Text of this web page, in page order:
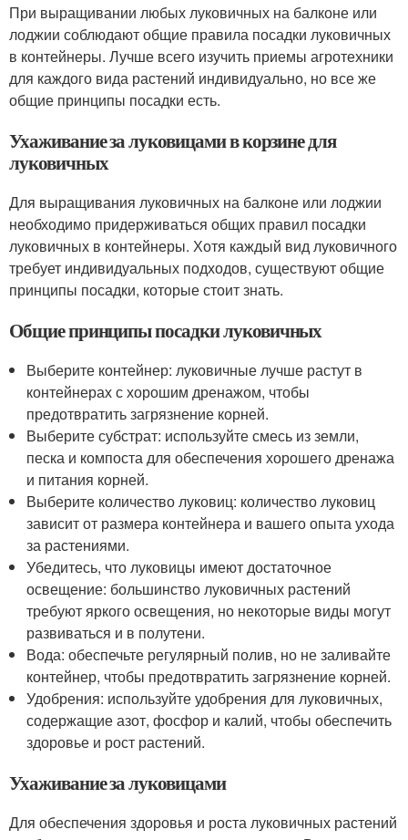
При выращивании любых луковичных на балконе или
лоджии соблюдают общие правила посадки луковичных
в контейнеры. Лучше всего изучить приемы агротехники
для каждого вида растений индивидуально, но все же
общие принципы посадки есть.
Ухаживание за луковицами в корзине для
луковичных
Для выращивания луковичных на балконе или лоджии
необходимо придерживаться общих правил посадки
луковичных в контейнеры. Хотя каждый вид луковичного
требует индивидуальных подходов, существуют общие
принципы посадки, которые стоит знать.
Общие принципы посадки луковичных
Выберите контейнер: луковичные лучше растут в
контейнерах с хорошим дренажом, чтобы
предотвратить загрязнение корней.
Выберите субстрат: используйте смесь из земли,
песка и компоста для обеспечения хорошего дренажа
и питания корней.
Выберите количество луковиц: количество луковиц
зависит от размера контейнера и вашего опыта ухода
за растениями.
Убедитесь, что луковицы имеют достаточное
освещение: большинство луковичных растений
требуют яркого освещения, но некоторые виды могут
развиваться и в полутени.
Вода: обеспечьте регулярный полив, но не заливайте
контейнер, чтобы предотвратить загрязнение корней.
Удобрения: используйте удобрения для луковичных,
содержащие азот, фосфор и калий, чтобы обеспечить
здоровье и рост растений.
Ухаживание за луковицами
Для обеспечения здоровья и роста луковичных растений